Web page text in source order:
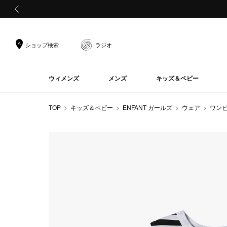
ショップ検索 ラジオ
ウィメンズ メンズ キッズ＆ベビー
TOP キッズ＆ベビー ENFANT ガールズ ウェア ワン